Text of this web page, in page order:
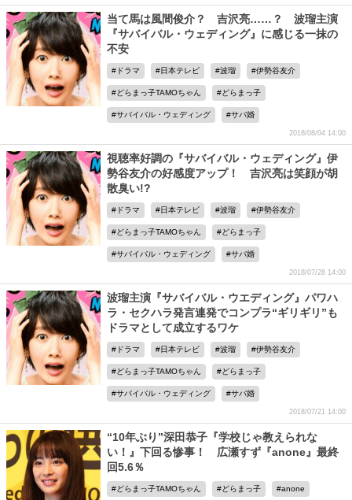
当て馬は風間俊介？ 吉沢亮……？ 波瑠主演
『サバイバル・ウェディング』に感じる一抹の
不安
ドラマ 日本テレビ 波瑠 伊勢谷友介
どらまっ子TAMOちゃん どらまっ子
サバイバル・ウェディング サバ婚
2018/08/04 14:00
視聴率好調の『サバイバル・ウェディング』伊
勢谷友介の好感度アップ！ 吉沢亮は笑顔が胡
散臭い!?
ドラマ 日本テレビ 波瑠 伊勢谷友介
どらまっ子TAMOちゃん どらまっ子
サバイバル・ウェディング サバ婚
2018/07/28 14:00
波瑠主演『サバイバル・ウエディング』パワハ
ラ・セクハラ発言連発でコンプラ“ギリギリ”も
ドラマとして成立するワケ
ドラマ 日本テレビ 波瑠 伊勢谷友介
どらまっ子TAMOちゃん どらまっ子
サバイバル・ウェディング サバ婚
2018/07/21 14:00
“10年ぶり”深田恭子『学校じゃ教えられな
い！』下回る惨事！ 広瀬すず『anone』最終
回5.6％
どらまっ子TAMOちゃん どらまっ子 anone